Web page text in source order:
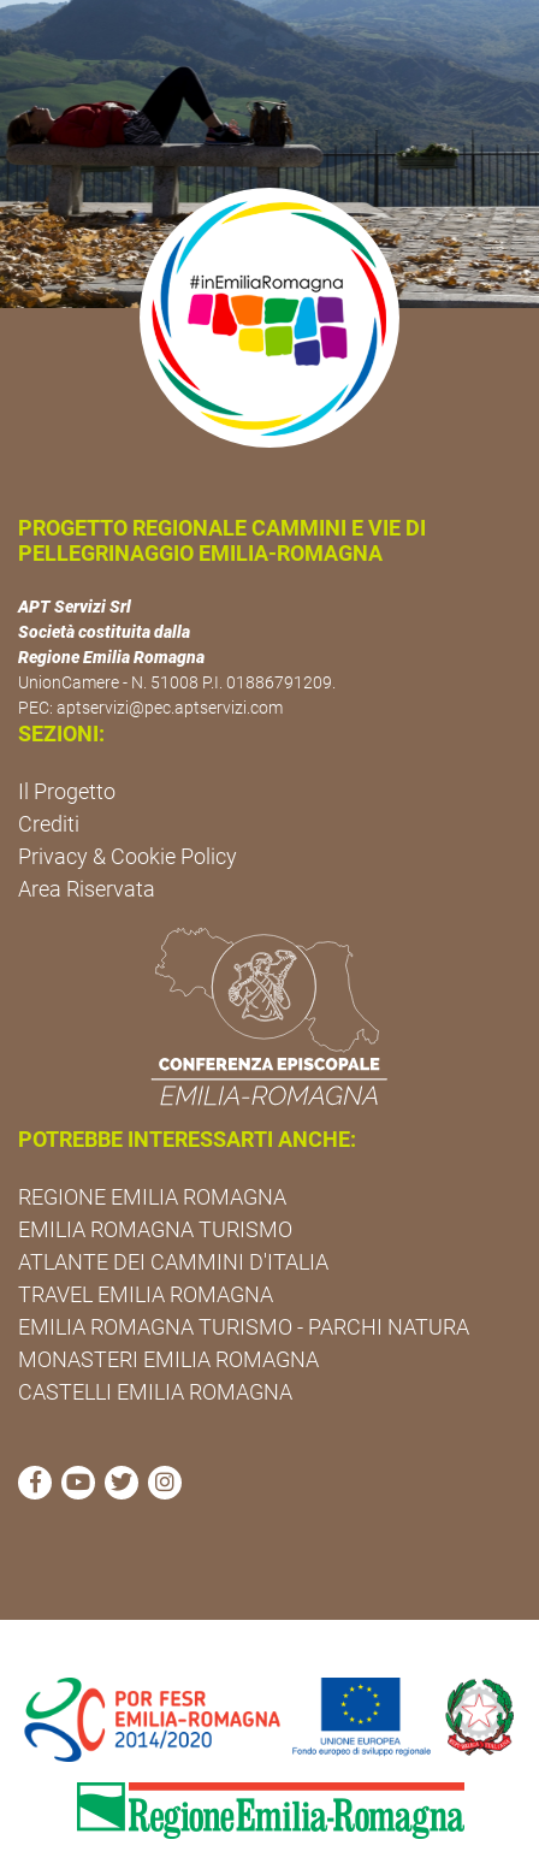
PROGETTO REGIONALE CAMMINI E VIE DI
PELLEGRINAGGIO EMILIA-ROMAGNA
APT Servizi Srl
Società costituita dalla
Regione Emilia Romagna
UnionCamere - N. 51008 P.I. 01886791209.
PEC: aptservizi@pec.aptservizi.com
SEZIONI:
Il Progetto
Crediti
Privacy & Cookie Policy
Area Riservata
POTREBBE INTERESSARTI ANCHE:
REGIONE EMILIA ROMAGNA
EMILIA ROMAGNA TURISMO
ATLANTE DEI CAMMINI D'ITALIA
TRAVEL EMILIA ROMAGNA
EMILIA ROMAGNA TURISMO - PARCHI NATURA
MONASTERI EMILIA ROMAGNA
CASTELLI EMILIA ROMAGNA
visita la pagina Facebook di Cammini Emilia-
visita la pagina YouTube di Cammini Emilia-
visita la pagina Twitter di Cammini Emilia-
visita la pagina Instagram di Cammini